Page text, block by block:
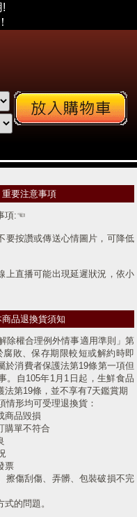
!
重要注意事項
項:☜
要按讚或傳送心情圖片，可降低
上直播可能出現延遲狀況，依小
送品需自付運費$250元(得標金
宅配保麗龍盒&保冰袋。(※離島
須二台車分別運送，運費須另
法合併寄送。(※直播品如想與
費皆以$250元記算。)
詢FB註冊mail與官網註冊mail,是
併。
前私訊LINE"小幫手連絡真
到貨時間，未完成取標私訊者視
惡意欺騙本公司將依循IP並保留
商品退換貨須知
除權合理例外情事適用準則」第
腐敗、保存期限較短或解約時即
於消費者保護法第19條第一項但
。自105年1月1日起，生鮮食品
法第19條，並不享有7天鑑賞期
情形均可受理退換貨：
商品毀損
購單不符合
票
擦傷刮傷、弄髒、包裝破損不完
的問題。